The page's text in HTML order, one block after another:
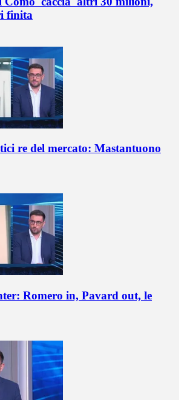
finita
re del mercato: Mastantuono
Romero in, Pavard out, le